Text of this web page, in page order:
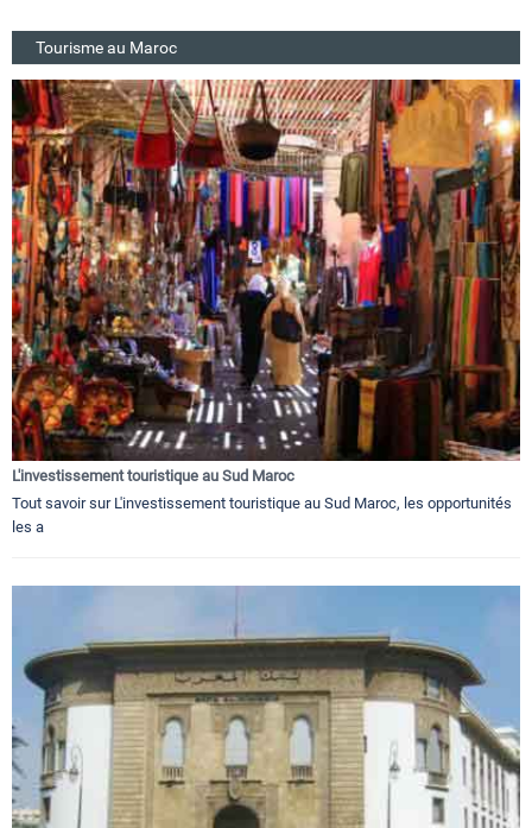
Tourisme au Maroc
L'investissement touristique au Sud Maroc
Tout savoir sur L'investissement touristique au Sud Maroc, les opportunités
les a